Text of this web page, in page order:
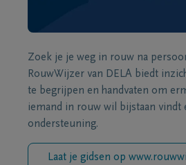
Zoek je je weg in rouw na
RouwWijzer van DELA biedt
te begrijpen en handvaten om
iemand in rouw wil bijstaan vindt
ondersteuning.
Laat je gidsen op